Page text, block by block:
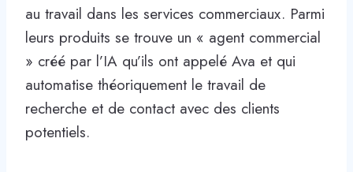
au travail dans les services commerciaux. Parmi
leurs produits se trouve un « agent commercial
» créé par l’IA qu’ils ont appelé Ava et qui
automatise théoriquement le travail de
recherche et de contact avec des clients
potentiels.